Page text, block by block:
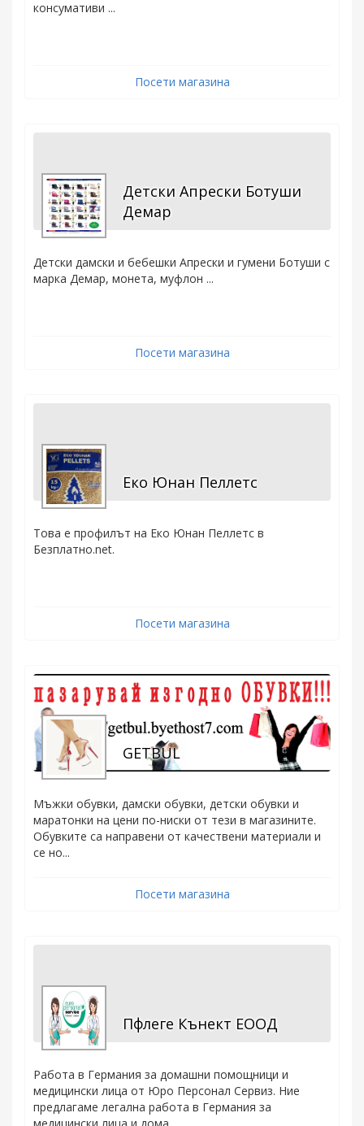
консумативи ...
Посети магазина
Детски Апрески Ботуши
Демар
Детски дамски и бебешки Апрески и гумени Ботуши с
марка Демар, монета, муфлон ...
Посети магазина
Еко Юнан Пеллетс
Това е профилът на Еко Юнан Пеллетс в
Безплатно.net.
Посети магазина
GETBUL
Мъжки обувки, дамски обувки, детски обувки и
маратонки на цени по-ниски от тези в магазините.
Обувките са направени от качествени материали и
се но...
Посети магазина
Пфлеге Кънект ЕООД
Работа в Германия за домашни помощници и
медицински лица от Юро Персонал Сервиз. Ние
предлагаме легална работа в Германия за